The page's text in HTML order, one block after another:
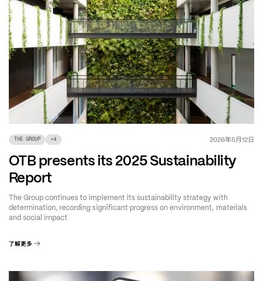
THE GROUP +4 2026年5月12日
OTB presents its 2025 Sustainability
Report
The Group continues to implement its sustainability strategy with
determination, recording significant progress on environment, materials
and social impact
了解更多